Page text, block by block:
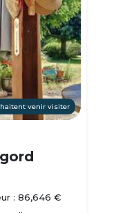
venir visiter
: 86,646 €